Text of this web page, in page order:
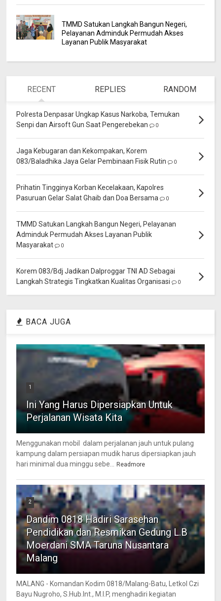
TMMD Satukan Langkah Bangun Negeri,
Pelayanan Adminduk Permudah Akses
Layanan Publik Masyarakat
RECENT REPLIES RANDOM
Polresta Denpasar Ungkap Kasus Narkoba, Temukan
Senpi dan Airsoft Gun Saat Pengerebekan
0
Jaga Kebugaran dan Kekompakan, Korem
083/Baladhika Jaya Gelar Pembinaan Fisik Rutin
0
Prihatin Tingginya Korban Kecelakaan, Kapolres
Pasuruan Gelar Salat Ghaib dan Doa Bersama
0
TMMD Satukan Langkah Bangun Negeri, Pelayanan
Adminduk Permudah Akses Layanan Publik
Masyarakat
0
Korem 083/Bdj Jadikan Dalproggar TNI AD Sebagai
Langkah Strategis Tingkatkan Kualitas Organisasi
0
BACA JUGA
1
Ini Yang Harus Dipersiapkan Untuk
Perjalanan Wisata Kita
Menggunakan mobil dalam perjalanan jauh untuk pulang
kampung dalam persiapan mudik harus dipersiapkan jauh
hari minimal dua minggu sebe...
Readmore
2
Dandim 0818 Hadiri Sarasehan
Pendidikan dan Resmikan Gedung L.B
Moerdani SMA Taruna Nusantara
Malang
MALANG - Komandan Kodim 0818/Malang-Batu, Letkol Czi
Bayu Nugroho, S.Hub.Int., M.I.P, menghadiri kegiatan